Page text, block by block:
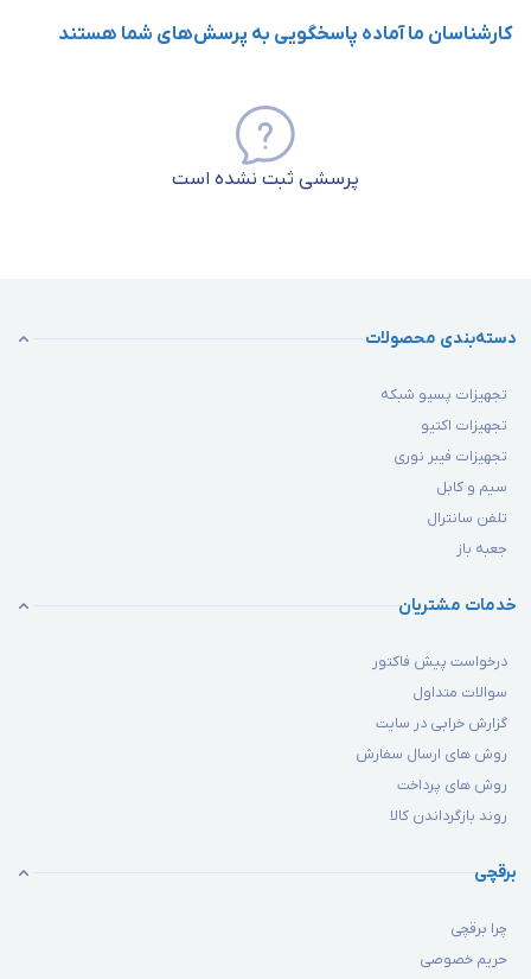
کارشناسان ما آماده پاسخگویی به پرسش‌های شما هستند
پرسشی ثبت نشده است
دسته‌بندی محصولات
تجهیزات پسیو شبکه
تجهیزات اکتیو
تجهیزات فیبر نوری
سیم و کابل
تلفن سانترال
جعبه باز
خدمات مشتریان
درخواست پیش فاکتور
سوالات متداول
گزارش خرابی در سایت
روش های ارسال سفارش
روش های پرداخت
روند بازگرداندن کالا
برقچی
چرا برقچی
حریم خصوصی